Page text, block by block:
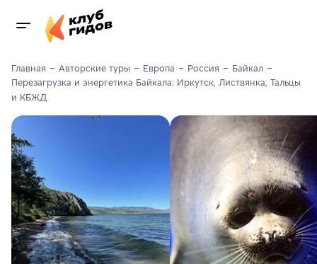
Главная Авторские туры Европа Россия
Байкал
Перезагрузка и энергетика Байкала: Иркутск, Листвянка, Тальцы
и КБЖД